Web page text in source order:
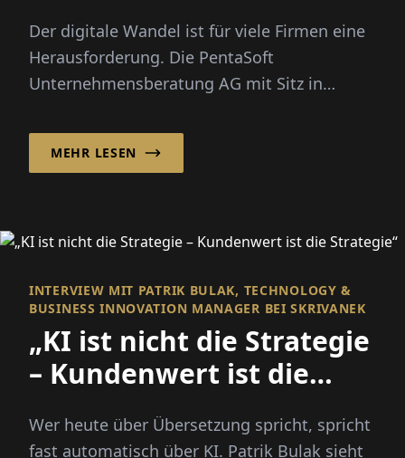
Der digitale Wandel ist für viele Firmen eine
Herausforderung. Die PentaSoft
Unternehmensberatung AG mit Sitz in
MEHR LESEN
INTERVIEW MIT PATRIK BULAK, TECHNOLOGY &
BUSINESS INNOVATION MANAGER BEI SKRIVANEK
„KI ist nicht die Strategie
– Kundenwert ist die
Strategie“
Wer heute über Übersetzung spricht, spricht
fast automatisch über KI. Patrik Bulak sieht